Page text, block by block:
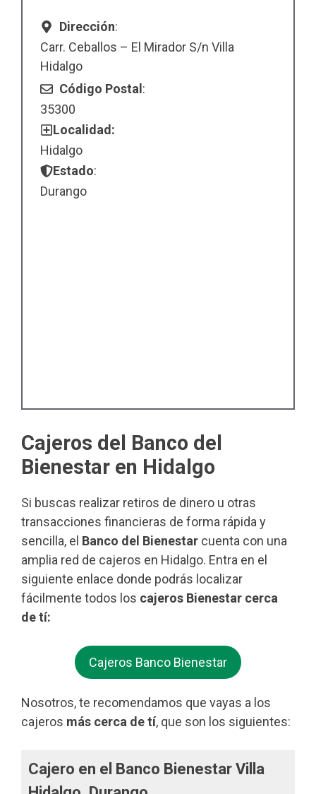
Dirección:
Carr. Ceballos – El Mirador S/n Villa
Hidalgo
Código Postal :
35300
Localidad:
Hidalgo
Estado:
Durango
Cajeros del Banco del
Bienestar en Hidalgo
Si buscas realizar retiros de dinero u otras
transacciones financieras de forma rápida y
sencilla, el Banco del Bienestar cuenta con una
amplia red de cajeros en Hidalgo. Entra en el
siguiente enlace donde podrás localizar
fácilmente todos los cajeros Bienestar cerca
de tí:
Cajeros Banco Bienestar
Nosotros, te recomendamos que vayas a los
cajeros más cerca de tí, que son los siguientes:
Cajero en el Banco Bienestar Villa